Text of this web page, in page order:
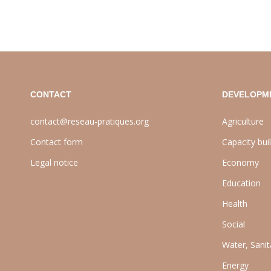
CONTACT
contact@reseau-pratiques.org
Contact form
Legal notice
Agriculture
Capacity
Economy
Education
Health
Social
Water,
Energy